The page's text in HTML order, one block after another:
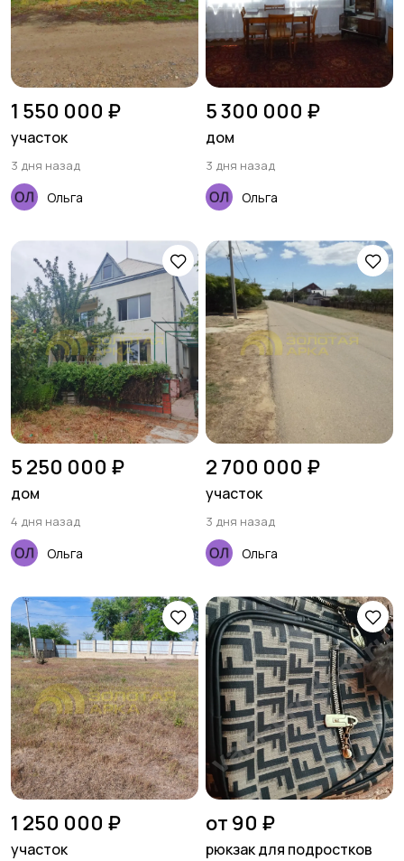
1 550 000 ₽
участок
3 дня назад
Ольга
5 300 000 ₽
дом
3 дня назад
Ольга
5 250 000 ₽
дом
4 дня назад
Ольга
2 700 000 ₽
участок
3 дня назад
Ольга
1 250 000 ₽
участок
от 90 ₽
рюкзак для подростков